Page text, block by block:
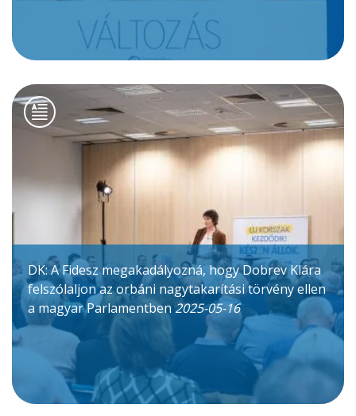
DK: A Fidesz megakadályozná, hogy Dobrev Klára
felszólaljon az orbáni nagytakarítási törvény ellen
a magyar Parlamentben 2025-05-16